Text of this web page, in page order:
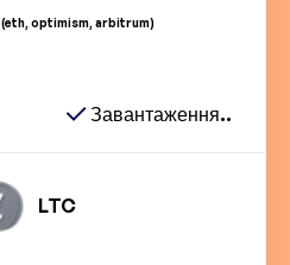
(eth, optimism, arbitrum)
Завантаження..
LTC